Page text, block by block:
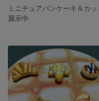
展示中